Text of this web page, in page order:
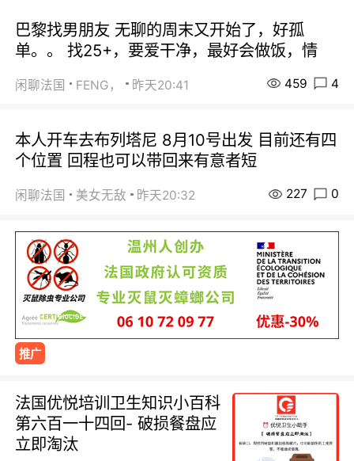
巴黎找男朋友 无聊的周末又开始了，好孤
单。。 找25+，要爱干净，最好会做饭，情
闲聊法国 FENG， 昨天20:41 459 4
本人开车去布列塔尼 8月10号出发 目前还有四
个位置 回程也可以带回来有意者短
闲聊法国 美女无敌 昨天20:32 227 0
推广
法国优悦培训卫生知识小百科
第六百一十四回- 破损餐盘应
立即淘汰